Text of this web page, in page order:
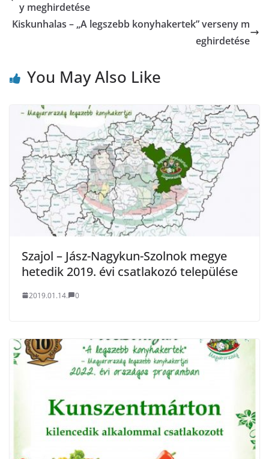
y meghirdetése
Kiskunhalas – „A legszebb konyhakertek” verseny m
eghirdetése
You May Also Like
Szajol – Jász-Nagykun-Szolnok megye
hetedik 2019. évi csatlakozó települése
2019.01.14. 0